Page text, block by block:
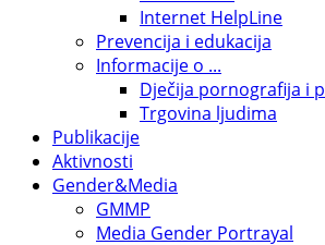
Internet HelpLine
Prevencija i edukacija
Informacije o ...
Dječija pornografija i
Trgovina ljudima
Publikacije
Aktivnosti
Gender&Media
GMMP
Media Gender Portrayal